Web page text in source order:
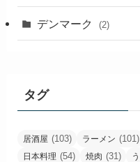
デンマーク (2)
タグ
居酒屋 (103) ラーメン (101)
日本料理 (54) 焼肉 (31)